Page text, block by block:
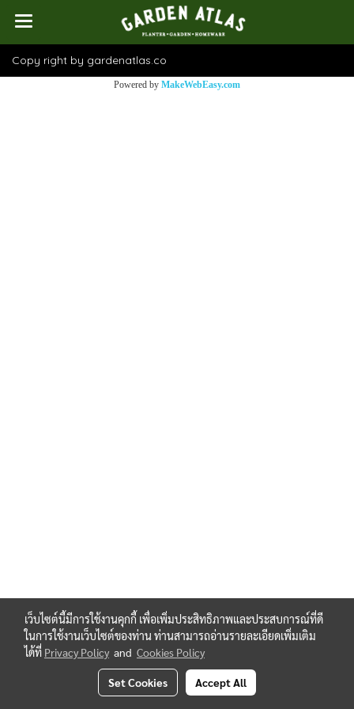
Copy right by gardenatlas.co
Powered by MakeWebEasy.com
เว็บไซต์นี้มีการใช้งานคุกกี้ เพื่อเพิ่มประสิทธิภาพและประสบการณ์ที่ดี
ในการใช้งานเว็บไซต์ของท่าน ท่านสามารถอ่านรายละเอียดเพิ่มเติม
ได้ที่ Privacy Policy and Cookies Policy
Set Cookies Accept All